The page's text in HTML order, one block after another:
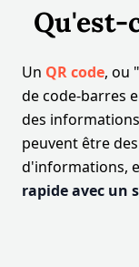
Qu'est-
Un QR code, ou
de code-barres
des
peuvent être
d'informations,
rapide avec un